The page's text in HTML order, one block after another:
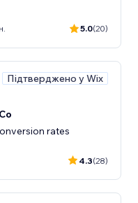
5.0(20)
Підтверджено у Wix
rates
4.3(28)